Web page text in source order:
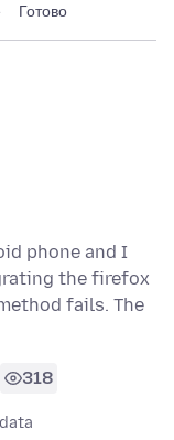
Готово
phone and I
the firefox
fails. The
318